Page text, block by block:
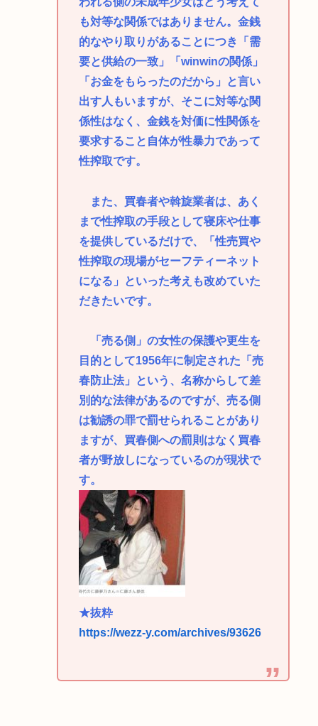
も対等な関係ではありません。金銭
的なやり取りがあることにつき「需
要と供給の一致」「winwinの関係」
「お金をもらったのだから」と言い
出す人もいますが、そこに対等な関
係性はなく、金銭を対価に性関係を
要求すること自体が性暴力であって
性搾取です。
また、買春者や斡旋業者は、あく
まで性搾取の手段として寝床や仕事
を提供しているだけで、「性売買や
性搾取の現場がセーフティーネット
になる」といった考えも改めていた
だきたいです。
「売る側」の女性の保護や更生を
目的として1956年に制定された「売
春防止法」という、名称からして差
別的な法律があるのですが、売る側
は勧誘の罪で罰せられることがあり
ますが、買春側への罰則はなく買春
者が野放しになっているのが現状で
す。
★抜粋
https://wezz-y.com/archives/93626